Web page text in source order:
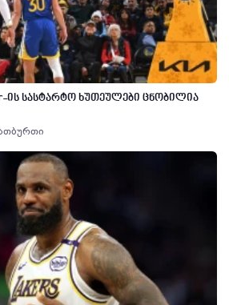
ის სასტარტო ხუთეულები ცნობილია